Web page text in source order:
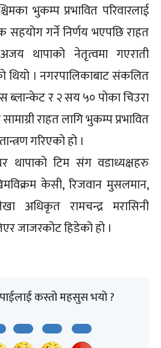
भुकम्प प्रभावित परिवारलाई
सहयोग गर्ने निर्णय भएपछि राहत
थापाको नेतृत्वमा गएराती
थियो । नगरपालिकाबाट संकलित
ब्लान्केट र २ सय ५० पोका चिउरा
राहत लागि भुकम्प प्रभावित
गरिएको हो ।
थापाको टिम संग वडाध्यक्षहरु
केसी, रिजवान मुसलमान,
अधिकृत रामचन्द्र मरासिनी
जाजरकोट हिडेको हो ।
कस्तो महसुस भयो ?